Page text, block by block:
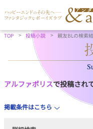
TOP 投稿小説 親友BLの検索
アルファポリスで投稿され
掲載条件はこちら